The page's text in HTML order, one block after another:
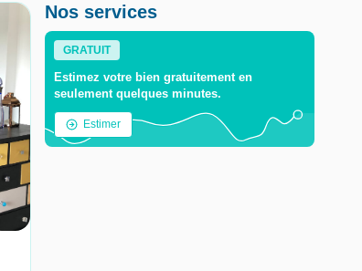
Nos services
GRATUIT
Estimez votre bien gratuitement en
seulement quelques minutes.
Estimer